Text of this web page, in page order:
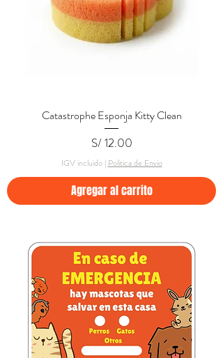
Catastrophe Esponja Kitty Clean
Precio
S/ 12.00
IGV incluido| Politica de Envio
Agregar al carrito